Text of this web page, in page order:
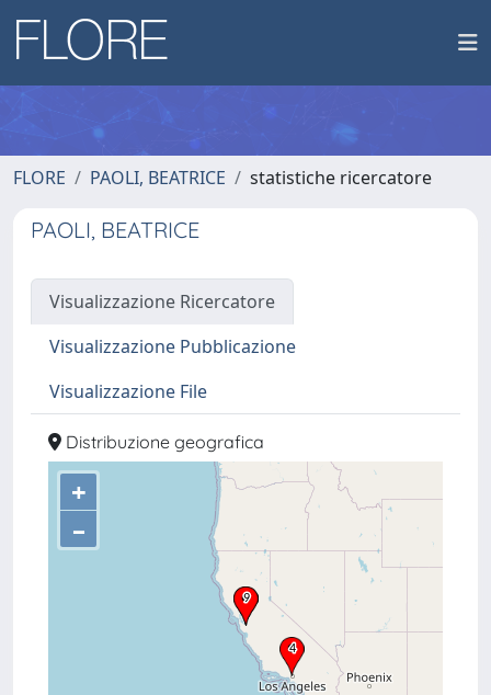
FLORE PAOLI, BEATRICE statistiche ricercatore
PAOLI, BEATRICE
Visualizzazione Ricercatore
Visualizzazione Pubblicazione
Visualizzazione File
Distribuzione geografica
+
–